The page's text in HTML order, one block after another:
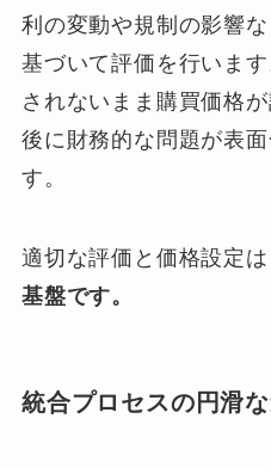
利の変動や規制の影響
基づいて評価を行いま
されないまま購買価格
後に財務的な問題が表
す。
適切な評価と価格設定は
基盤です。
統合プロセスの円滑